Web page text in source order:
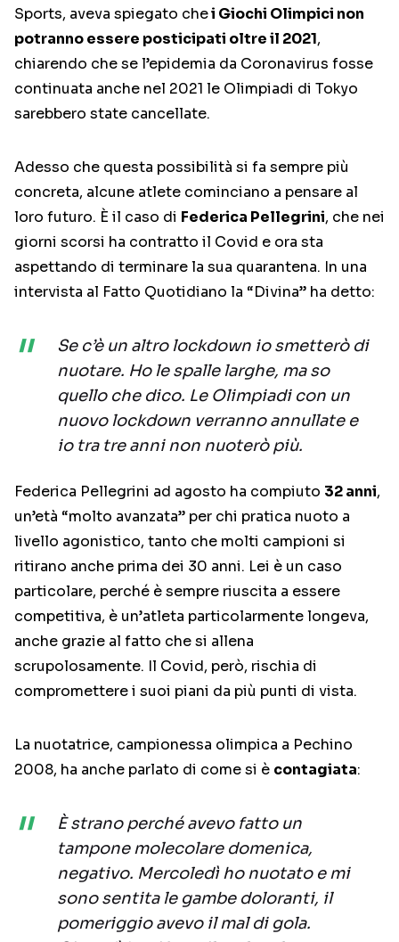
Sports, aveva spiegato chei Giochi Olimpici non
potranno essere posticipati oltre il 2021,
chiarendo che se l’epidemia da Coronavirus fosse
continuata anche nel 2021 le Olimpiadi di Tokyo
sarebbero state cancellate.
Adesso che questa possibilità si fa sempre più
concreta, alcune atlete cominciano a pensare al
loro futuro. È il caso di Federica Pellegrini, che nei
giorni scorsi ha contratto il Covid e ora sta
aspettando di terminare la sua quarantena. In una
intervista al Fatto Quotidiano la “Divina” ha detto:
Se c’è un altro lockdown io smetterò di
nuotare. Ho le spalle larghe, ma so
quello che dico. Le Olimpiadi con un
nuovo lockdown verranno annullate e
io tra tre anni non nuoterò più.
Federica Pellegrini ad agosto ha compiuto 32 anni,
un’età “molto avanzata” per chi pratica nuoto a
livello agonistico, tanto che molti campioni si
ritirano anche prima dei 30 anni. Lei è un caso
particolare, perché è sempre riuscita a essere
competitiva, è un’atleta particolarmente longeva,
anche grazie al fatto che si allena
scrupolosamente. Il Covid, però, rischia di
compromettere i suoi piani da più punti di vista.
La nuotatrice, campionessa olimpica a Pechino
2008, ha anche parlato di come si è contagiata:
È strano perché avevo fatto un
tampone molecolare domenica,
negativo. Mercoledì ho nuotato e mi
sono sentita le gambe doloranti, il
pomeriggio avevo il mal di gola.